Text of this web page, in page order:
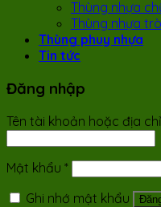
Thùng nhựa
Thùng nhựa
Thùng phuy nhựa
Tin tức
Đăng nhập
Tên tài khoản hoặc địa
Mật khẩu *
Ghi nhớ mật khẩu